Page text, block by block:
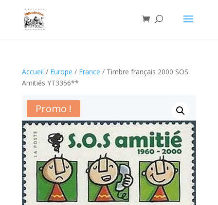
Accueil / Europe / France / Timbre français 2000 SOS
Amitiés YT3356**
Promo !